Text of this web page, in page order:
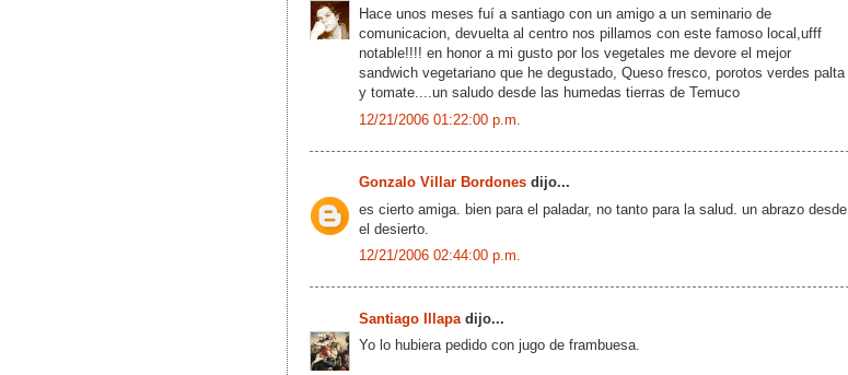
Hace unos meses fuí a santiago con un amigo a un seminario de
comunicacion, devuelta al centro nos pillamos con este famoso local,ufff
notable!!!! en honor a mi gusto por los vegetales me devore el mejor
sandwich vegetariano que he degustado, Queso fresco, porotos verdes palta
y tomate....un saludo desde las humedas tierras de Temuco
12/21/2006 01:22:00 p.m.
Gonzalo Villar Bordones dijo...
es cierto amiga. bien para el paladar, no tanto para la salud. un abrazo desde
el desierto.
12/21/2006 02:44:00 p.m.
Santiago Illapa dijo...
Yo lo hubiera pedido con jugo de frambuesa.